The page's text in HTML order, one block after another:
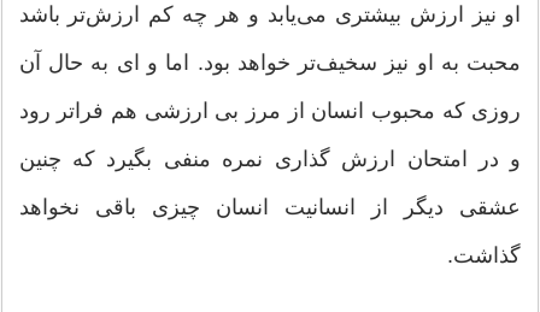
او نیز ارزش بیشتری می‌یابد و هر چه کم ارزش‌تر باشد
محبت به او نیز سخیف‌تر خواهد بود. اما و ای به حال آن
روزی که محبوب انسان از مرز بی ارزشی هم فراتر رود
و در امتحان ارزش گذاری نمره منفی بگیرد که چنین
عشقی دیگر از انسانیت انسان چیزی باقی نخواهد
گذاشت.